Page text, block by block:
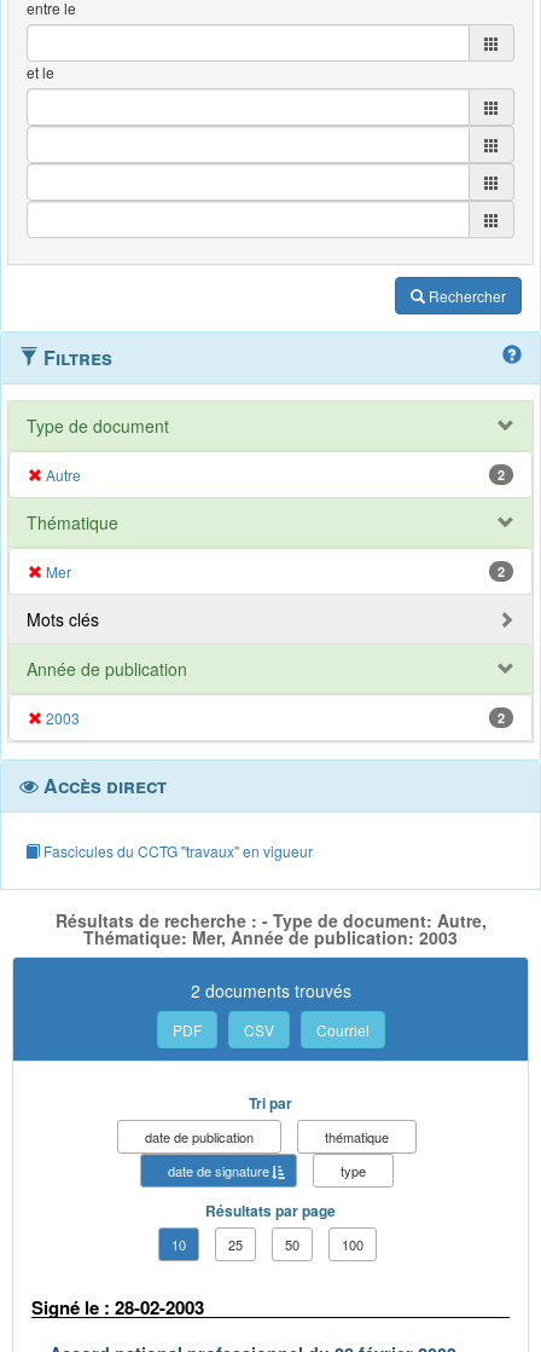
entre le
et le
Rechercher
Filtres
Type de document
Autre 2
Thématique
Mer 2
Mots clés
Année de publication
2003 2
Accès direct
Fascicules du CCTG "travaux" en vigueur
Résultats de recherche : - Type de document: Autre,
Thématique: Mer, Année de publication: 2003
2 documents trouvés
PDF CSV Courriel
Tri par
date de publication
thématique
date de signature
type
Résultats par page
10 25 50 100
Signé le : 28-02-2003